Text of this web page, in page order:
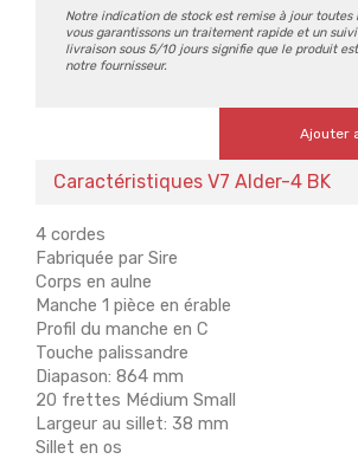
Notre indication de stock est remise à jour toutes
vous garantissons un traitement rapide et un
livraison sous 5/10 jours signifie que le produit
notre fournisseur.
Ajouter
Caractéristiques V7 Alder-4 BK
4 cordes
Fabriquée par Sire
Corps en aulne
Manche 1 pièce en érable
Profil du manche en C
Touche palissandre
Diapason: 864 mm
20 frettes Médium Small
Largeur au sillet: 38 mm
Sillet en os